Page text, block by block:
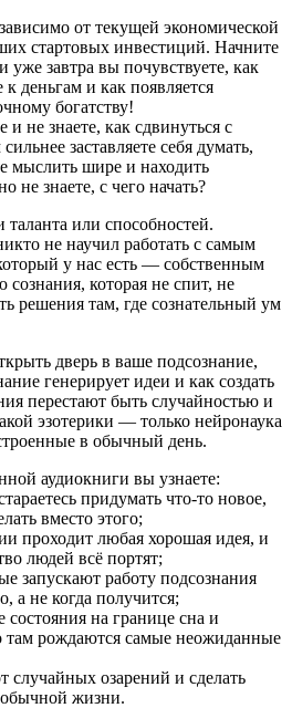
от текущей экономической
стартовых инвестиций. Начните
завтра вы почувствуете, как
деньгам и как появляется
богатству!
и не знаете, как сдвинуться с
заставляете себя думать,
мыслить шире и находить
не знаете, с чего начать?
или способностей.
не научил работать с самым
у нас есть — собственным
которая не спит, не
решения там, где сознательный ум
дверь в ваше подсознание,
генерирует идеи и как создать
перестают быть случайностью и
эзотерики — только нейронаука
в обычный день.
аудиокниги вы узнаете:
придумать что-то новое,
вместо этого;
проходит любая хорошая идея, и
людей всё портят;
запускают работу подсознания
а не когда получится;
состояния на границе сна и
рождаются самые неожиданные
случайных озарений и сделать
жизни.